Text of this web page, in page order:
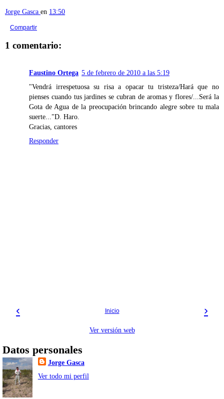
Jorge Gasca en 13:50
Compartir
1 comentario:
Faustino Ortega 5 de febrero de 2010 a las 5:19
"Vendrá irrespetuosa su risa a opacar tu tristeza/Hará que no
pienses cuando tus jardines se cubran de aromas y flores/...Será la
Gota de Agua de la preocupación brincando alegre sobre tu mala
suerte..."D. Haro.
Gracias, cantores
Responder
‹ ›
Inicio
Ver versión web
Datos personales
Jorge Gasca
Ver todo mi perfil